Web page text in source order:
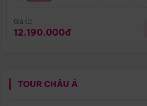
Giá từ:
12.190.000đ
TOUR CHÂU Á